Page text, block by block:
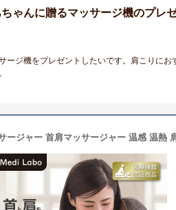
ゃんに贈るマッサージ機のプレ
ージ機をプレゼントしたいです。肩こりにお